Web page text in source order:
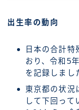
出生率の動向
日本の合計特
おり、令和5
を記録しまし
東京都の状況
して下回って